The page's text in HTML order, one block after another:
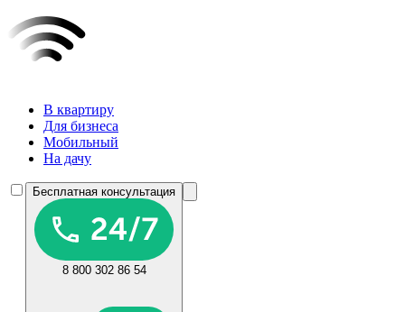
В квартиру
Для бизнеса
Мобильный
На дачу
Бесплатная консультация
8 800 302 86 54